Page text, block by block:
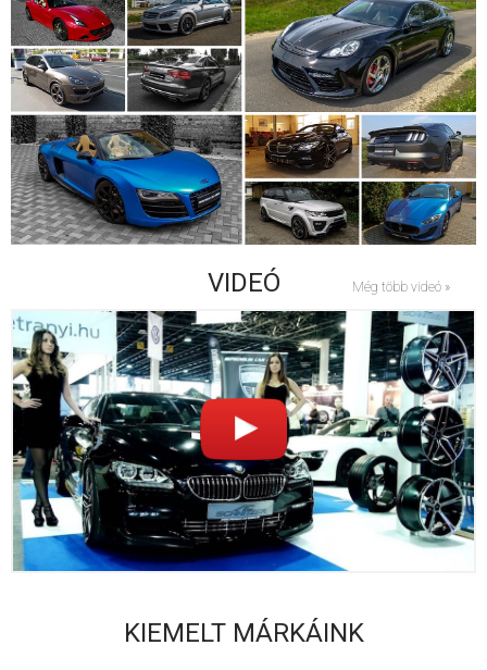
VIDEÓ Még több videó »
KIEMELT MÁRKÁINK